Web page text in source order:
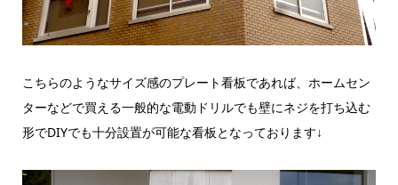
こちらのようなサイズ感のプレート看板であれば、ホームセン
ターなどで買える一般的な電動ドリルでも壁にネジを打ち込む
形でDIYでも十分設置が可能な看板となっております↓